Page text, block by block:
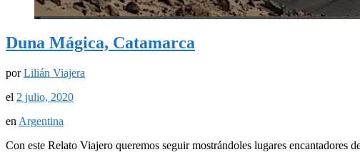
Duna Mágica, Catamarca
porLilián Viajera
el 2 julio, 2020
en Argentina
Con este Relato Viajero queremos seguir mostrándoles lugares